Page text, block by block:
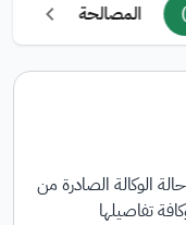
الوكالة الصادرة من
تفاصيلها